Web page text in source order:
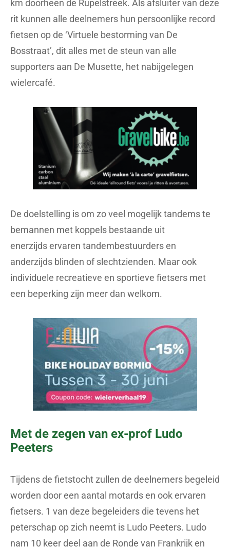
km doorheen de Rupelstreek. Als afsluiter van deze
rit kunnen alle deelnemers hun persoonlijke record
fietsen op de ‘Virtuele bestorming van De
Bosstraat’, dit alles met de steun van alle
supporters aan De Musette, het nabijgelegen
wielercafé.
De doelstelling is om zo veel mogelijk tandems te
bemannen met koppels bestaande uit
enerzijds ervaren tandembestuurders en
anderzijds blinden of slechtzienden. Maar ook
individuele recreatieve en sportieve fietsers met
een beperking zijn meer dan welkom.
Met de zegen van ex-prof Ludo
Peeters
Tijdens de fietstocht zullen de deelnemers begeleid
worden door een aantal motards en ook ervaren
fietsers. 1 van deze begeleiders die tevens het
peterschap op zich neemt is Ludo Peeters. Ludo
nam 10 keer deel aan de Ronde van Frankrijk en